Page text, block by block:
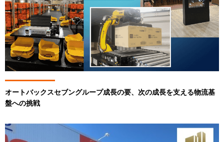
オートバックスセブングループ成長の要、次の成長を支える物流基
盤への挑戦